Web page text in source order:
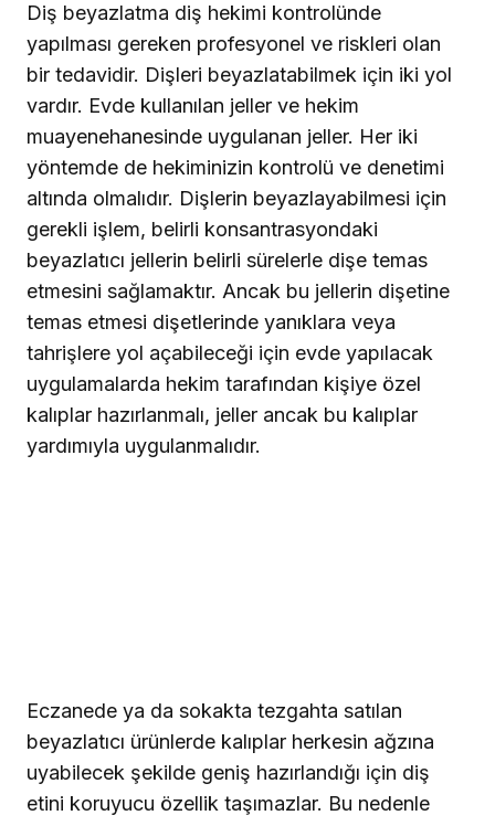
Diş beyazlatma diş hekimi kontrolünde
yapılması gereken profesyonel ve riskleri olan
bir tedavidir. Dişleri beyazlatabilmek için iki yol
vardır. Evde kullanılan jeller ve hekim
muayenehanesinde uygulanan jeller. Her iki
yöntemde de hekiminizin kontrolü ve denetimi
altında olmalıdır. Dişlerin beyazlayabilmesi için
gerekli işlem, belirli konsantrasyondaki
beyazlatıcı jellerin belirli sürelerle dişe temas
etmesini sağlamaktır. Ancak bu jellerin dişetine
temas etmesi dişetlerinde yanıklara veya
tahrişlere yol açabileceği için evde yapılacak
uygulamalarda hekim tarafından kişiye özel
kalıplar hazırlanmalı, jeller ancak bu kalıplar
yardımıyla uygulanmalıdır.
Eczanede ya da sokakta tezgahta satılan
beyazlatıcı ürünlerde kalıplar herkesin ağzına
uyabilecek şekilde geniş hazırlandığı için diş
etini koruyucu özellik taşımazlar. Bu nedenle